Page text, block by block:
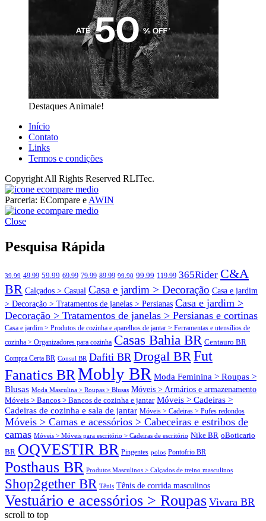
Destaques Animale!
Início
Contato
Links
Termos e condições
Copyright All Rights Reserved RLITec.
ECompare e EConomize nas Lojas dos principais Marketplaces
brasileiros
Parceria: ECompare e AWIN
brasileiros
Close
Pesquisa Rápida
39.99 49.99 59.99 69.99 79.99 89.99 99.90 99.99 119.99 365Rider C&A
BR Calçados > Casual Casa e jardim > Decoração Casa e jardim
> Decoração > Tratamentos de janelas > Persianas Casa e jardim >
Decoração > Tratamentos de janelas > Persianas e cortinas
Casa e jardim > Produtos de cozinha e aparelhos de jantar > Ferramentas e utensílios de
cozinha > Organizadores para cozinha Casas Bahia BR Centauro BR
Compra Certa BR Consul BR Dafiti BR Drogal BRFut
Fanatics BRMobly BR Moda Feminina > Roupas >
Blusas Moda Masculina > Roupas > Blusas Móveis > Armários e armazenamento
Móveis > Bancos > Bancos de cozinha e jantar Móveis > Cadeiras >
Cadeiras de cozinha e sala de jantar Móveis > Cadeiras > Pufes redondos
Móveis > Camas e acessórios > Cabeceiras e estribos de
camas Móveis > Móveis para escritório > Cadeiras de escritório Nike BR oBoticario
BR OQVESTIR BR Pingentes polos Pontofrio BR
Posthaus BR Produtos Masculinos > Calçados de treino masculinos
Shop2gether BR Tênis Tênis de corrida masculinos
Vestuário e acessórios > Roupas Vivara BR
scroll to top